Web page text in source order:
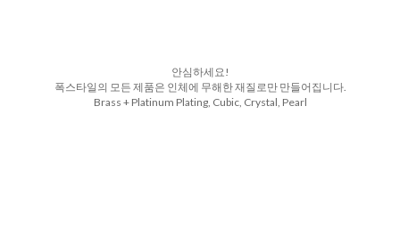
안심하세요!
폭스타일의 모든 제품은 인체에 무해한 재질로만 만들어집니다.
Brass + Platinum Plating, Cubic, Crystal, Pearl